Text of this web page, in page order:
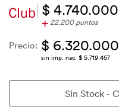
$ 4.740.000
+22.200 puntos
Precio: $ 6.320.000
sin imp. nac. $ 5.719.457